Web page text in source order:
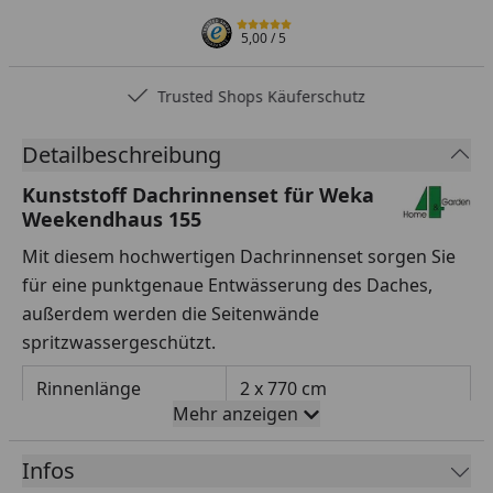
5,00/ 5
Trusted Shops Käuferschutz
Detailbeschreibung
Kunststoff Dachrinnenset für Weka
Weekendhaus 155
Mit diesem hochwertigen Dachrinnenset sorgen Sie
für eine punktgenaue Entwässerung des Daches,
außerdem werden die Seitenwände
spritzwassergeschützt.
Rinnenlänge
2 x 770 cm
125 mm
Fallrohrdurchmesser
Mehr anzeigen
Infos